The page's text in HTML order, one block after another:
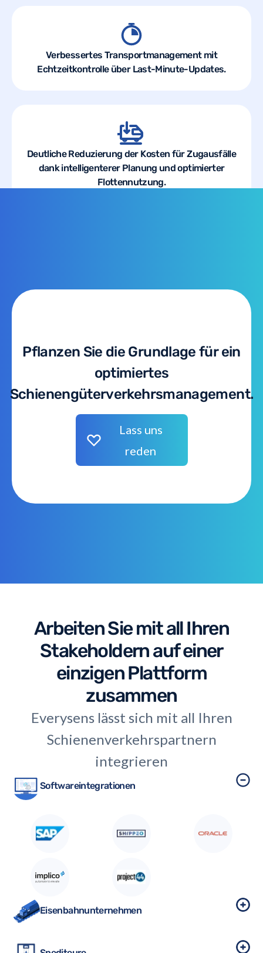
Verbessertes Transportmanagement mit
Echtzeitkontrolle über Last-Minute-Updates.
Deutliche Reduzierung der Kosten für Zugausfälle
dank intelligenterer Planung und optimierter
Flottennutzung.
Pflanzen Sie die Grundlage für ein
optimiertes
Schienengüterverkehrsmanagement.
Lass uns
reden
Arbeiten Sie mit all Ihren
Stakeholdern auf einer
einzigen Plattform
zusammen
Everysens lässt sich mit all Ihren
Schienenverkehrspartnern
integrieren
Softwareintegrationen
Eisenbahnunternehmen